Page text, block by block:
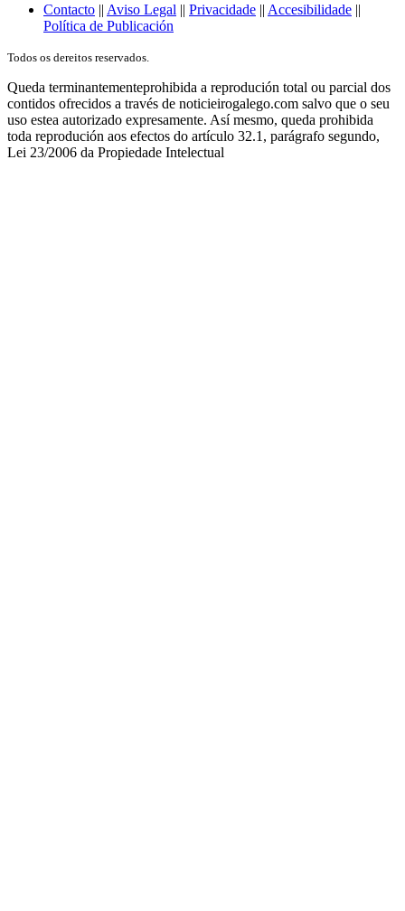
Contacto || Aviso Legal || Privacidade || Accesibilidade ||
Política de Publicación
Todos os dereitos reservados.
Queda terminantementeprohibida a reprodución total ou parcial dos
contidos ofrecidos a través de noticieirogalego.com salvo que o seu
uso estea autorizado expresamente. Así mesmo, queda prohibida
toda reprodución aos efectos do artículo 32.1, parágrafo segundo,
Lei 23/2006 da Propiedade Intelectual